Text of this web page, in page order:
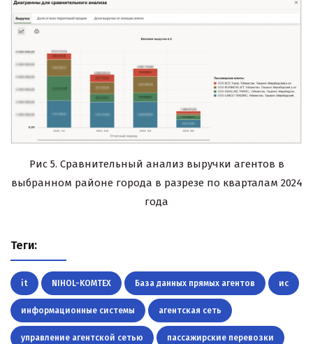
Рис 5. Сравнительный анализ выручки агентов в
выбранном районе города в разрезе по кварталам 2024
года
Теги:
it NIHOL-KOMTEX База данных прямых агентов ис
информационные системы агентская сеть
управление агентской сетью пассажирские перевозки